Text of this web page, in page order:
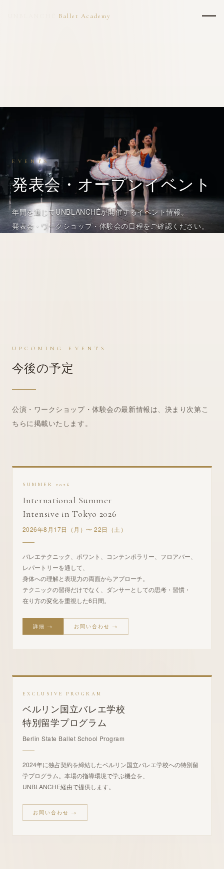
Ballet Academy
EVENTS
発表会・オープンイベント
年間を通じてUNBLANCHÉが開催するイベント情報。
発表会 ・ ワークショップ・ 体験会の日程をご確認ください。
UPCOMING EVENTS
今後の予定
公演・ ワークショップ・体験会の最新情報は、 決まり次第こ
ちらに掲載いたします。
SUMMER 2026
International Summer
Intensive in Tokyo 2026
2026年8月17日（月）〜 22日（土）
バレエテクニック、ポワント、コンテンポラリー、フロアバー、
レパートリーを通して、
身体への理解と表現力の両面からアプローチ。
テクニックの習得だけでなく、ダンサーとしての思考・習慣・
在り方の変化を重視した6日間。
詳細 → お問い合わせ →
EXCLUSIVE PROGRAM
ベルリン国立バレエ学校
特別留学プログラム
Berlin State Ballet School Program
2024年に独占契約を締結したベルリン国立バレエ学校への特別留
学プログラム。本場の指導環境で学ぶ機会を、
UNBLANCHE経由で提供します。
お問い合わせ →